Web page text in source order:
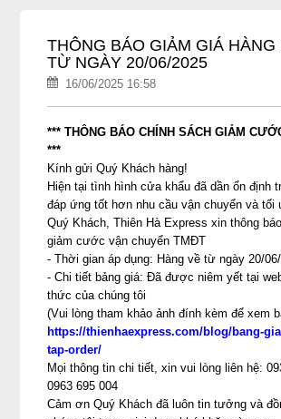
THÔNG BÁO GIẢM GIÁ
TỪ NGÀY 20/06/2025
16/06/2025 16:58
*** THÔNG BÁO CHÍNH SÁCH GIẢM
***
Kính gửi Quý Khách hàng!
Hiện tại tình hình cửa khẩu đã dần ổn định
đáp ứng tốt hơn nhu cầu vận chuyển và tối
Quý Khách, Thiên Hà Express xin thông
giảm cước vận chuyển TMĐT
- Thời gian áp dụng: Hàng về từ ngày 20/
- Chi tiết bảng giá: Đã được niêm yết tại
thức của chúng tôi
(Vui lòng tham khảo ảnh đính kèm để xem
https://thienhaexpress.com/blog/bang-
tap-order/
Mọi thông tin chi tiết, xin vui lòng liên hệ:
0963 695 004
Cảm ơn Quý Khách đã luôn tin tưởng và